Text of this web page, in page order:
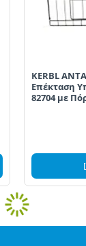
KERBL
Επέκταση
82704 με